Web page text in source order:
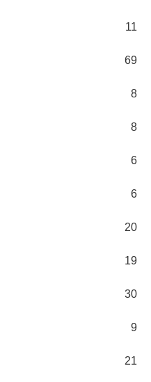
11
69
8
8
6
6
20
19
30
9
21